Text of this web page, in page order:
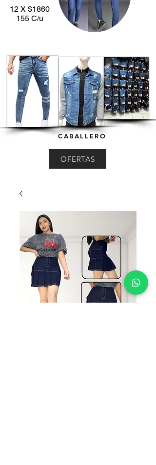
12 X $1860
155 C/u
CABALLERO
OFERTAS